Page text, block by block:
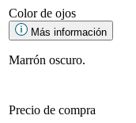
Color de ojos
Más información
Marrón oscuro.
Precio de compra